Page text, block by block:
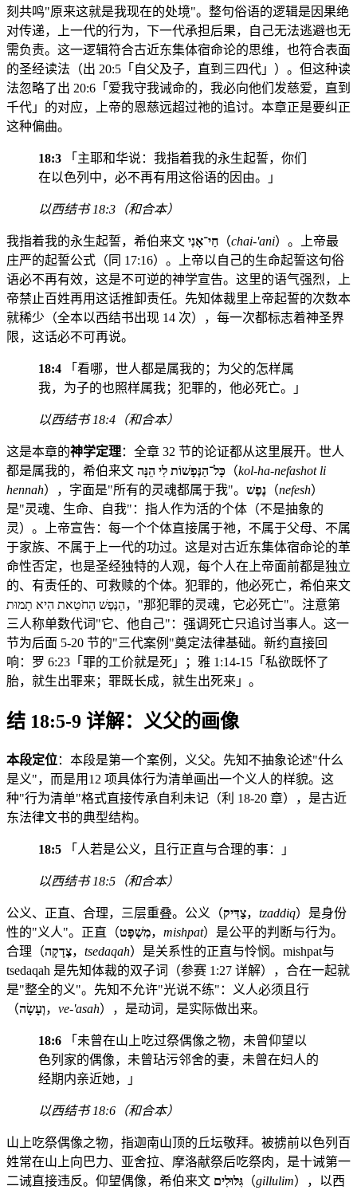
刻共鸣"原来这就是我现在的处境"。整句俗语的逻辑是因果绝
对传递，上一代的行为，下一代承担后果，自己无法逃避也无
需负责。这一逻辑符合古近东集体宿命论的思维，也符合表面
的圣经读法（出 20:5「自父及子，直到三四代」）。但这种读
法忽略了出 20:6「爱我守我诫命的，我必向他们发慈爱，直到
千代」的对应，上帝的恩慈远超过祂的追讨。本章正是要纠正
这种偏曲。
18:3 「主耶和华说：我指着我的永生起誓，你们
在以色列中，必不再有用这俗语的因由。」
以西结书 18:3（和合本）
我指着我的永生起誓，希伯来文 חַי־אָנִי （chai-'ani）。上帝最
庄严的起誓公式（同 17:16）。上帝以自己的生命起誓这句俗
语必不再有效，这是不可逆的神学宣告。这里的语气强烈，上
帝禁止百姓再用这话推卸责任。先知体裁里上帝起誓的次数本
就稀少（全本以西结书出现 14 次），每一次都标志着神圣界
限，这话必不可再说。
18:4 「看哪，世人都是属我的；为父的怎样属
我，为子的也照样属我；犯罪的，他必死亡。」
以西结书 18:4（和合本）
这是本章的神学定理：全章 32 节的论证都从这里展开。世人
都是属我的，希伯来文 כָּל־הַנְּפָשׁוֹת לִי הֵנָּה （kol-ha-nefashot li
hennah），字面是"所有的灵魂都属于我"。 נֶפֶשׁ （nefesh）
是"灵魂、生命、自我"：指人作为活的个体（不是抽象的
灵）。上帝宣告：每一个个体直接属于祂，不属于父母、不属
于家族、不属于上一代的功过。这是对古近东集体宿命论的革
命性否定，也是圣经独特的人观，每个人在上帝面前都是独立
的、有责任的、可救赎的个体。犯罪的，他必死亡，希伯来文
הַנֶּפֶשׁ הַחֹטֵאת הִיא תָמוּת，"那犯罪的灵魂，它必死亡"。注意第
三人称单数代词"它、他自己"：强调死亡只追讨当事人。这一
节为后面 5-20 节的"三代案例"奠定法律基础。新约直接回
响：罗 6:23「罪的工价就是死」；雅 1:14-15「私欲既怀了
胎，就生出罪来；罪既长成，就生出死来」。
结 18:5-9 详解：义父的画像
本段定位：本段是第一个案例，义父。先知不抽象论述"什么
是义"，而是用12 项具体行为清单画出一个义人的样貌。这
种"行为清单"格式直接传承自利未记（利 18-20 章），是古近
东法律文书的典型结构。
18:5 「人若是公义，且行正直与合理的事：」
以西结书 18:5（和合本）
公义、正直、合理，三层重叠。公义（צַדִּיק， tzaddiq）是身份
性的"义人"。正直（מִשְׁפָּט， mishpat）是公平的判断与行为。
合理（צְדָקָה， tsedaqah）是关系性的正直与怜悯。mishpat与
tsedaqah 是先知体裁的双子词（参赛 1:27 详解），合在一起就
是"整全的义"。先知不允许"光说不练"：义人必须且行
（וְעָשָׂה， ve-'asah），是动词，是实际做出来。
18:6 「未曾在山上吃过祭偶像之物，未曾仰望以
色列家的偶像，未曾玷污邻舍的妻，未曾在妇人的
经期内亲近她，」
以西结书 18:6（和合本）
山上吃祭偶像之物，指迦南山顶的丘坛敬拜。被掳前以色列百
姓常在山上向巴力、亚舍拉、摩洛献祭后吃祭肉，是十诫第一
二诫直接违反。仰望偶像，希伯来文 גִּלּוּלִים （gillulim），以西